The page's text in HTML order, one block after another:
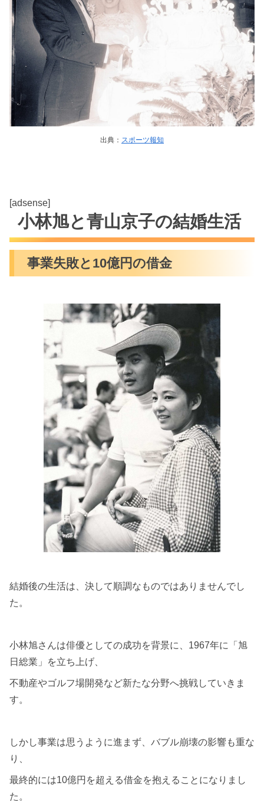
出典： スポーツ報知
[adsense]
小林旭と青山京子の結婚生活
事業失敗と10億円の借金
結婚後の生活は、決して順調なものではありませんでし
た。
小林旭さんは俳優としての成功を背景に、1967年に「旭
日総業」を立ち上げ、
不動産やゴルフ場開発など新たな分野へ挑戦していきま
す。
しかし事業は思うように進まず、バブル崩壊の影響も重な
り、
最終的には10億円を超える借金を抱えることになりまし
た。